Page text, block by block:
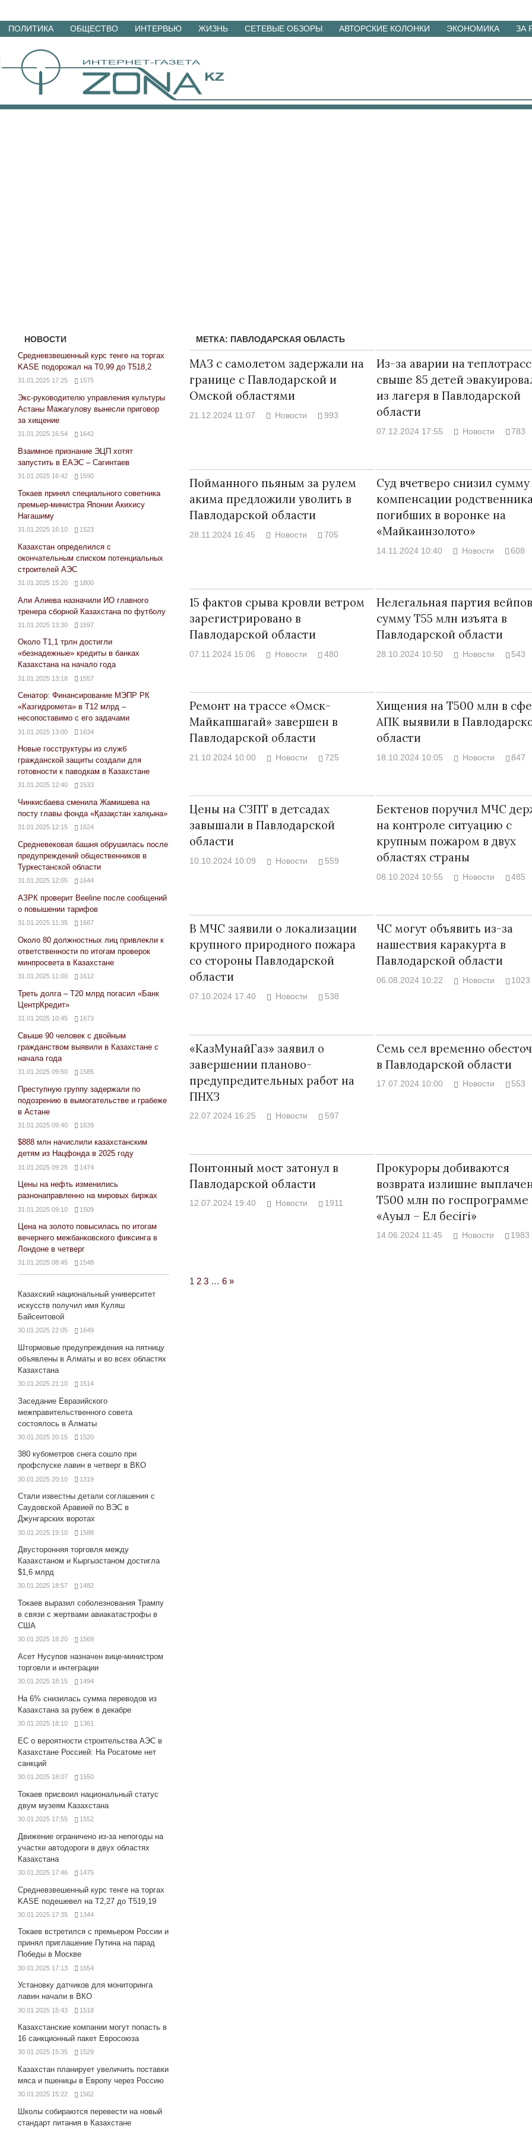
Перейти
материалам
ПОЛИТИКА ОБЩЕСТВО ИНТЕРВЬЮ ЖИЗНЬ СЕТЕВЫЕ ОБЗОРЫ АВТОРСКИЕ КОЛОНКИ ЭКОНОМИКА ЗА
МЕТКА: ПАВЛОДАРСКАЯ ОБЛАСТЬ
МАЗ с самолетом задержали на
границе с Павлодарской и
Омской областями
21.12.2024 11:07 Новости 993
Из-за аварии на
свыше 85 детей
из лагеря в Павлодарской
области
07.12.2024 17:55 Новости 783
Пойманного пьяным за рулем
акима предложили уволить в
Павлодарской области
28.11.2024 16:45 Новости 705
Суд вчетверо снизил сумму
компенсации
погибших в воронке на
«Майкаинзолото»
14.11.2024 10:40 Новости 608
15 фактов срыва кровли ветром
зарегистрировано в
Павлодарской области
07.11.2024 15:06 Новости 480
Нелегальная партия
сумму Т55 млн изъята в
Павлодарской области
28.10.2024 10:50 Новости 543
Ремонт на трассе «Омск-
Майкапшагай» завершен в
Павлодарской области
21.10.2024 10:00 Новости 725
Хищения на Т500 млн в
АПК выявили в
области
18.10.2024 10:05 Новости 847
Цены на СЗПТ в детсадах
завышали в Павлодарской
области
10.10.2024 10:09 Новости 559
Бектенов поручил МЧС
на контроле ситуацию с
крупным пожаром в двух
областях страны
08.10.2024 10:55 Новости 485
В МЧС заявили о локализации
крупного природного пожара
со стороны Павлодарской
области
07.10.2024 17:40 Новости 538
ЧС могут объявить из-за
нашествия каракурта в
Павлодарской области
06.08.2024 10:22 Новости 1023
«КазМунайГаз» заявил о
завершении планово-
предупредительных работ на
ПНХЗ
22.07.2024 16:25 Новости 597
Семь сел временно
в Павлодарской области
17.07.2024 10:00 Новости 553
Понтонный мост затонул в
Павлодарской области
12.07.2024 19:40 Новости 1911
Прокуроры добиваются
возврата излишне
Т500 млн по госпрограмме
«Ауыл – Ел бесігі»
14.06.2024 11:45 Новости 1983
1 2 3 … 6 Next
»
НОВОСТИ
Средневзвешенный курс тенге на торгах
KASE подорожал на Т0,99 до Т518,2
31.01.2025 17:25 1575
Экс-руководителю управления культуры
Астаны Мажагулову вынесли приговор
за хищение
31.01.2025 16:54 1642
Взаимное признание ЭЦП хотят
запустить в ЕАЭС – Сагинтаев
31.01.2025 16:42 1590
Токаев принял специального советника
премьер-министра Японии Акихису
Нагашиму
31.01.2025 16:10 1523
Казахстан определился с
окончательным списком потенциальных
строителей АЭС
31.01.2025 15:20 1800
Али Алиева назначили ИО главного
тренера сборной Казахстана по футболу
31.01.2025 13:30 1597
Около Т1,1 трлн достигли
«безнадежные» кредиты в банках
Казахстана на начало года
31.01.2025 13:18 1557
Сенатор: Финансирование МЭПР РК
«Казгидромета» в Т12 млрд –
несопоставимо с его задачами
31.01.2025 13:00 1634
Новые госструктуры из служб
гражданской защиты создали для
готовности к паводкам в Казахстане
31.01.2025 12:40 1533
Чинкисбаева сменила Жамишева на
посту главы фонда «Қазақстан халқына»
31.01.2025 12:15 1624
Средневековая башня обрушилась после
предупреждений общественников в
Туркестанской области
31.01.2025 12:05 1644
АЗРК проверит Beeline после сообщений
о повышении тарифов
31.01.2025 11:35 1687
Около 80 должностных лиц привлекли к
ответственности по итогам проверок
минпросвета в Казахстане
31.01.2025 11:00 1612
Треть долга – Т20 млрд погасил «Банк
ЦентрКредит»
31.01.2025 10:45 1673
Свыше 90 человек с двойным
гражданством выявили в Казахстане с
начала года
31.01.2025 09:50 1585
Преступную группу задержали по
подозрению в вымогательстве и грабеже
в Астане
31.01.2025 09:40 1639
$888 млн начислили казахстанским
детям из Нацфонда в 2025 году
31.01.2025 09:25 1474
Цены на нефть изменились
разнонаправленно на мировых биржах
31.01.2025 09:10 1509
Цена на золото повысилась по итогам
вечернего межбанковского фиксинга в
Лондоне в четверг
31.01.2025 08:45 1548
Казахский национальный университет
искусств получил имя Куляш
Байсеитовой
30.01.2025 22:05 1649
Штормовые предупреждения на пятницу
объявлены в Алматы и во всех областях
Казахстана
30.01.2025 21:10 1514
Заседание Евразийского
межправительственного совета
состоялось в Алматы
30.01.2025 20:15 1520
380 кубометров снега сошло при
профспуске лавин в четверг в ВКО
30.01.2025 20:10 1319
Стали известны детали соглашения с
Саудовской Аравией по ВЭС в
Джунгарских воротах
30.01.2025 19:10 1588
Двусторонняя торговля между
Казахстаном и Кыргызстаном достигла
$1,6 млрд
30.01.2025 18:57 1482
Токаев выразил соболезнования Трампу
в связи с жертвами авиакатастрофы в
США
30.01.2025 18:20 1569
Асет Нусупов назначен вице-министром
торговли и интеграции
30.01.2025 18:15 1494
На 6% снизилась сумма переводов из
Казахстана за рубеж в декабре
30.01.2025 18:10 1361
ЕС о вероятности строительства АЭС в
Казахстане Россией: На Росатоме нет
санкций
30.01.2025 18:07 1550
Токаев присвоил национальный статус
двум музеям Казахстана
30.01.2025 17:55 1552
Движение ограничено из-за непогоды на
участке автодороги в двух областях
Казахстана
30.01.2025 17:46 1475
Средневзвешенный курс тенге на торгах
KASE подешевел на Т2,27 до Т519,19
30.01.2025 17:35 1344
Токаев встретился с премьером России и
принял приглашение Путина на парад
Победы в Москве
30.01.2025 17:13 1654
Установку датчиков для мониторинга
лавин начали в ВКО
30.01.2025 15:43 1518
Казахстанские компании могут попасть в
16 санкционный пакет Евросоюза
30.01.2025 15:35 1529
Казахстан планирует увеличить поставки
мяса и пшеницы в Европу через Россию
30.01.2025 15:22 1562
Школы собираются перевести на новый
стандарт питания в Казахстане
17.10.2024 17:00 29972
Дарига не
мошенниками
30.10.2024
Война
Сороса